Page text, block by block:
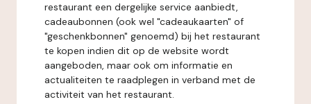
restaurant een dergelijke service aanbiedt,
cadeaubonnen (ook wel "cadeaukaarten" of
"geschenkbonnen" genoemd) bij het restaurant
te kopen indien dit op de website wordt
aangeboden, maar ook om informatie en
actualiteiten te raadplegen in verband met de
activiteit van het restaurant.